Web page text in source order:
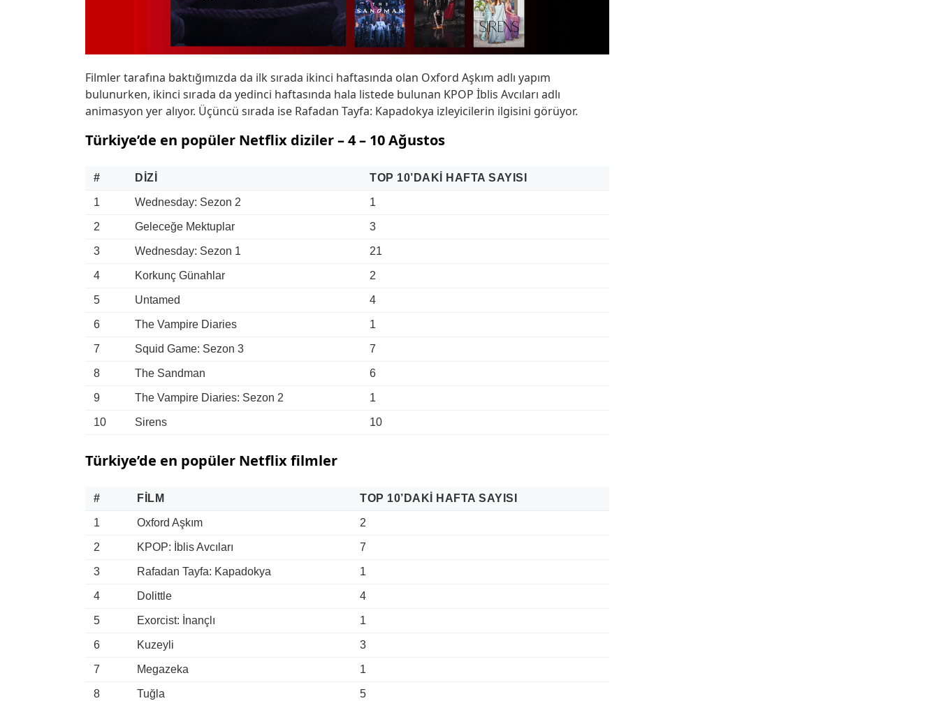
Filmler tarafına baktığımızda da ilk sırada ikinci haftasında olan Oxford Aşkım adlı yapım
bulunurken, ikinci sırada da yedinci haftasında hala listede bulunan KPOP İblis Avcıları adlı
animasyon yer alıyor. Üçüncü sırada ise Rafadan Tayfa: Kapadokya izleyicilerin ilgisini görüyor.
Türkiye’de en popüler Netflix diziler – 4 – 10 Ağustos
# DIZI TOP 10’DAKI HAFTA SAYISI
1 Wednesday: Sezon 2 1
2 Geleceğe Mektuplar 3
3 Wednesday: Sezon 1 21
4 Korkunç Günahlar 2
5 Untamed 4
6 The Vampire Diaries 1
7 Squid Game: Sezon 3 7
8 The Sandman 6
9 The Vampire Diaries: Sezon 2 1
10 Sirens 10
Türkiye’de en popüler Netflix filmler
# FILM TOP 10’DAKI HAFTA SAYISI
1 Oxford Aşkım 2
2 KPOP: İblis Avcıları 7
3 Rafadan Tayfa: Kapadokya 1
4 Dolittle 4
5 Exorcist: İnançlı 1
6 Kuzeyli 3
7 Megazeka 1
8 Tuğla 5